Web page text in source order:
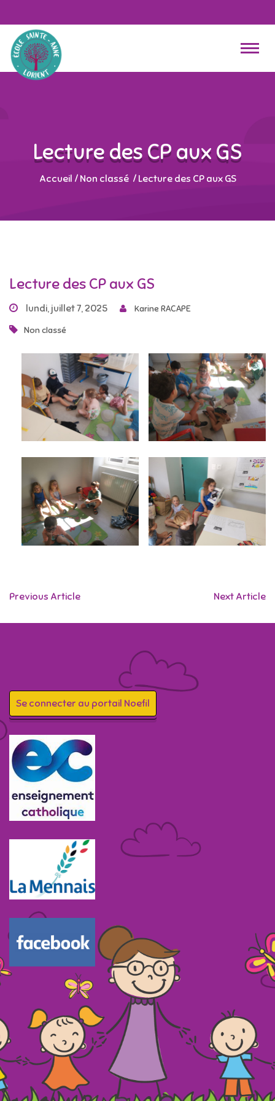
Lecture des CP aux GS
Accueil / Non classé /Lecture des CP aux GS
Lecture des CP aux GS
lundi, juillet 7, 2025 Karine RACAPE
Non classé
Previous Article Next Article
Se connecter au portail Noefil